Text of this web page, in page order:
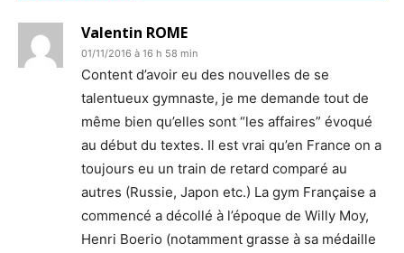
Valentin ROME
01/11/2016 à 16 h 58 min
Content d’avoir eu des nouvelles de se
talentueux gymnaste, je me demande tout de
même bien qu’elles sont “les affaires” évoqué
au début du textes. Il est vrai qu’en France on a
toujours eu un train de retard comparé au
autres (Russie, Japon etc.) La gym Française a
commencé a décollé à l’époque de Willy Moy,
Henri Boerio (notamment grasse à sa médaille